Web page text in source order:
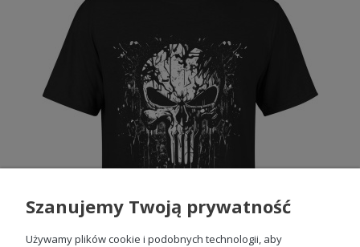
Szanujemy Twoją prywatność
Używamy plików cookie i podobnych technologii, aby